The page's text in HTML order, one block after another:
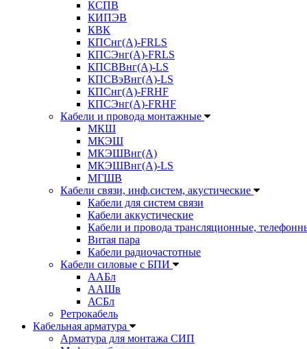
КСПВ
КИПЭВ
КВК
КПСнг(А)-FRLS
КПСЭнг(А)-FRLS
КПСВВнг(А)-LS
КПСВэВнг(А)-LS
КПСнг(А)-FRHF
КПСЭнг(А)-FRHF
Кабели и провода монтажные
МКШ
МКЭШ
МКЭШВнг(А)
МКЭШВнг(А)-LS
МГШВ
Кабели связи, инф.систем, акустические
Кабели для систем связи
Кабели аккустические
Кабели и провода трансляционные,
Витая пара
Кабели радиочастотные
Кабели силовые с БПИ
ААБл
ААШв
АСБл
Ретрокабель
Кабельная арматура
Арматура для монтажа СИП